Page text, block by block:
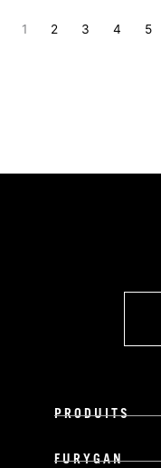
1 2 3 4 5
PRODUITS
FURYGAN